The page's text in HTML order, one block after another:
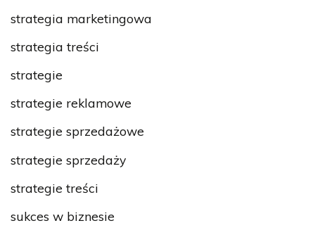
strategia marketingowa
strategia treści
strategie
strategie reklamowe
strategie sprzedażowe
strategie sprzedaży
strategie treści
sukces w biznesie